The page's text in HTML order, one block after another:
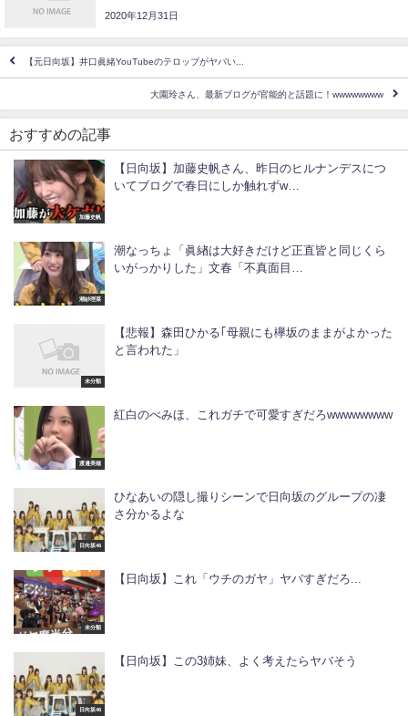
2020年12月31日
【元日向坂】井口眞緒YouTubeのテロップがヤバい...
大園玲さん、最新ブログが官能的と話題に！wwwwwwww
おすすめの記事
加藤史帆
【日向坂】加藤史帆さん、昨日のヒルナンデスにつ
いてブログで春日にしか触れずw…
潮紗理菜
潮なっちょ「眞緖は大好きだけど正直皆と同じくら
いがっかりした」文春「不真面目…
未分類
【悲報】森田ひかる｢母親にも欅坂のままがよかった
と言われた」
渡邉美穂
紅白のべみほ、これガチで可愛すぎだろwwwwwwww
日向坂46
ひなあいの隠し撮りシーンで日向坂のグループの凄
さ分かるよな
未分類
【日向坂】これ「ウチのガヤ」ヤバすぎだろ...
日向坂46
【日向坂】この3姉妹、よく考えたらヤバそう